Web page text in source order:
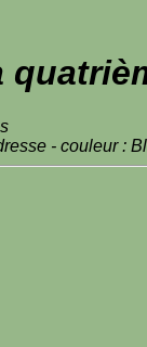
- couleur :